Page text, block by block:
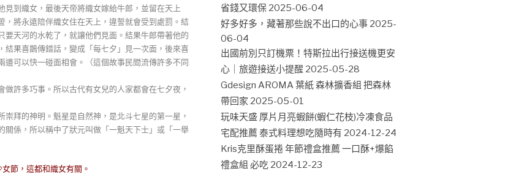
到織女，最後天帝將織女嫁給牛郎，並留在天上
將永遠陪伴織女住在天上，違誓就會受到處罰。結
天河的水乾了，就讓他們見面。結果牛郎帶著他的
果喜鵲傳錯話，變成「每七夕」見一次面，後來喜
可以快一碰面相會。（這個故事民間流傳許多不同
許多巧事。所以古代有女兒的人家都會在七夕夜，
拜的神明。魁星是自然神，是北斗七星的第一星，
係，所以稱中了狀元叫做「一魁天下士」或「一舉
節，這都和織女有關。
省錢又環保 2025-06-04
好多好多，藏著那些說不出口的心事 2025-
06-04
出國前別只訂機票！特斯拉出行接送機更安
心｜旅遊接送小提醒 2025-05-28
Gdesign AROMA 葉紙 森林擴香組 把森林
帶回家 2025-05-01
玩味天盛 厚片月亮蝦餅(蝦仁花枝)冷凍食品
宅配推薦 泰式料理想吃隨時有 2024-12-24
Kris克里酥蛋捲 年節禮盒推薦 一口酥+爆餡
禮盒組 必吃 2024-12-23